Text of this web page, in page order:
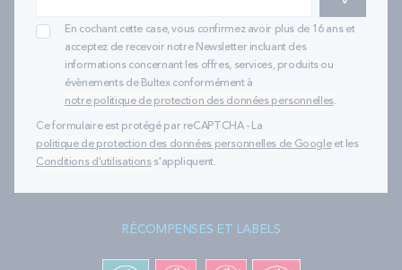
En cochant cette case, vous confirmez avoir plus de 16 ans et
acceptez de recevoir notre Newsletter incluant des
informations concernant les offres, services, produits ou
évènements de Bultex conformément à
notre politique de protection des données personnelles.
Ce formulaire est protégé par reCAPTCHA - La
politique de protection des données personnelles de Googleet les
Conditions d'utilisationss'appliquent.
RÉCOMPENSES ET LABELS